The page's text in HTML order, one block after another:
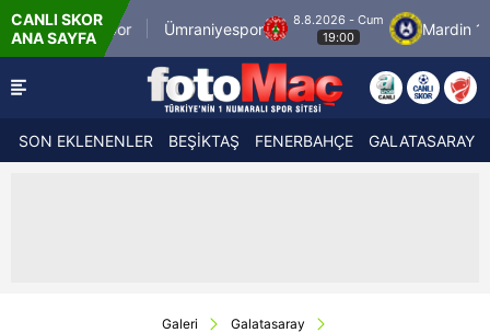
CANLI SKOR
ANA SAYFA
Ümraniyespor
8.8.2026 - Cum
19:00
Mardin 1969
SON EKLENENLER BEŞİKTAŞ FENERBAHÇE GALATASARAY
Galeri
Galatasaray